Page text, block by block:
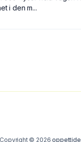
i den m...
Copyright © 2026